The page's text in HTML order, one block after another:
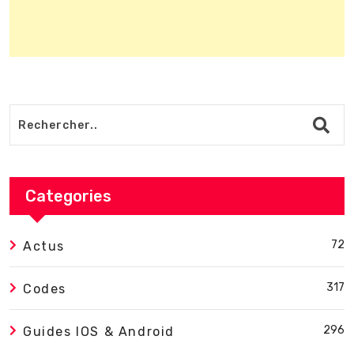
Categories
Actus 72
Codes 317
Guides IOS & Android 296